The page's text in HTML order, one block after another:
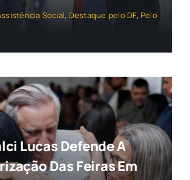
Social, Destaque pelo DF, Pelo
Lucas Defende A
Das Feiras Em